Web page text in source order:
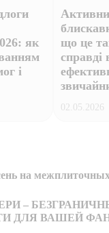
як
і
що це
справді
02.05.2026
Post
на
Next
–
ДЛЯ ВАШЕЙ